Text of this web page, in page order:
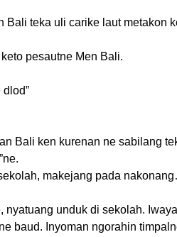
Bali teka uli carike laut metakon
pesautne Men Bali.
Bali ken kurenan ne sabilang
makejang pada
nyatuang unduk di sekolah.
baud. Inyoman ngorahin